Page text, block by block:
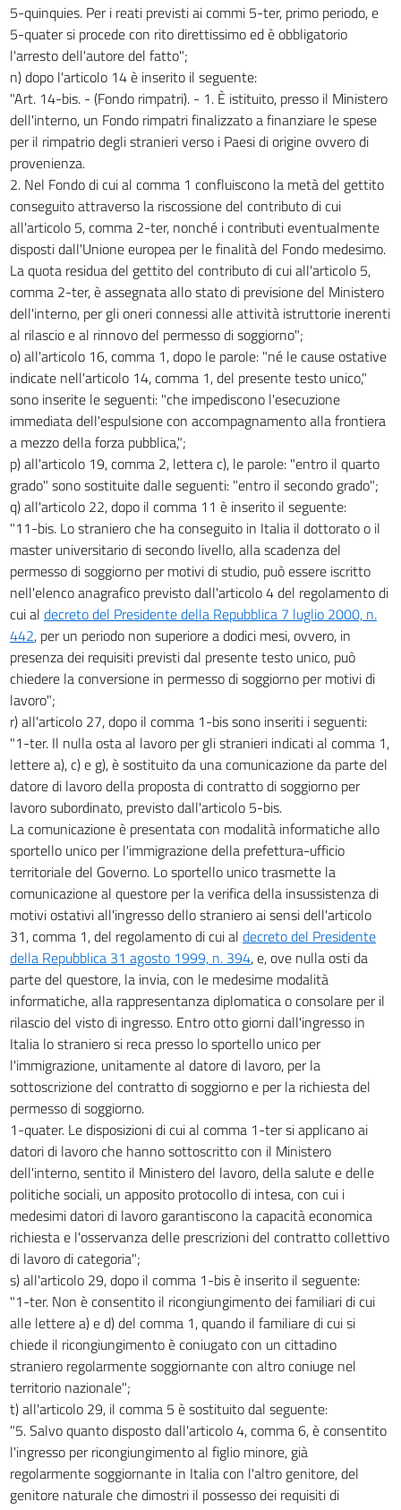
5-quinquies. Per i reati previsti ai commi 5-ter, primo periodo, e
5-quater si procede con rito direttissimo ed è obbligatorio
l'arresto dell'autore del fatto";
n) dopo l'articolo 14 è inserito il seguente:
"Art. 14-bis. - (Fondo rimpatri). - 1. È istituito, presso il Ministero
dell'interno, un Fondo rimpatri finalizzato a finanziare le spese
per il rimpatrio degli stranieri verso i Paesi di origine ovvero di
provenienza.
2. Nel Fondo di cui al comma 1 confluiscono la metà del gettito
conseguito attraverso la riscossione del contributo di cui
all'articolo 5, comma 2-ter, nonché i contributi eventualmente
disposti dall'Unione europea per le finalità del Fondo medesimo.
La quota residua del gettito del contributo di cui all'articolo 5,
comma 2-ter, è assegnata allo stato di previsione del Ministero
dell'interno, per gli oneri connessi alle attività istruttorie inerenti
al rilascio e al rinnovo del permesso di soggiorno";
o) all'articolo 16, comma 1, dopo le parole: "né le cause ostative
indicate nell'articolo 14, comma 1, del presente testo unico,"
sono inserite le seguenti: "che impediscono l'esecuzione
immediata dell'espulsione con accompagnamento alla frontiera
a mezzo della forza pubblica,";
p) all'articolo 19, comma 2, lettera c), le parole: "entro il quarto
grado" sono sostituite dalle seguenti: "entro il secondo grado";
q) all'articolo 22, dopo il comma 11 è inserito il seguente:
"11-bis. Lo straniero che ha conseguito in Italia il dottorato o il
master universitario di secondo livello, alla scadenza del
permesso di soggiorno per motivi di studio, può essere iscritto
nell'elenco anagrafico previsto dall'articolo 4 del regolamento di
cui al decreto del Presidente della Repubblica 7 luglio 2000, n.
442, per un periodo non superiore a dodici mesi, ovvero, in
presenza dei requisiti previsti dal presente testo unico, può
chiedere la conversione in permesso di soggiorno per motivi di
lavoro";
r) all'articolo 27, dopo il comma 1-bis sono inseriti i seguenti:
"1-ter. Il nulla osta al lavoro per gli stranieri indicati al comma 1,
lettere a), c) e g), è sostituito da una comunicazione da parte del
datore di lavoro della proposta di contratto di soggiorno per
lavoro subordinato, previsto dall'articolo 5-bis.
La comunicazione è presentata con modalità informatiche allo
sportello unico per l'immigrazione della prefettura-ufficio
territoriale del Governo. Lo sportello unico trasmette la
comunicazione al questore per la verifica della insussistenza di
motivi ostativi all'ingresso dello straniero ai sensi dell'articolo
31, comma 1, del regolamento di cui al decreto del Presidente
della Repubblica 31 agosto 1999, n. 394, e, ove nulla osti da
parte del questore, la invia, con le medesime modalità
informatiche, alla rappresentanza diplomatica o consolare per il
rilascio del visto di ingresso. Entro otto giorni dall'ingresso in
Italia lo straniero si reca presso lo sportello unico per
l'immigrazione, unitamente al datore di lavoro, per la
sottoscrizione del contratto di soggiorno e per la richiesta del
permesso di soggiorno.
1-quater. Le disposizioni di cui al comma 1-ter si applicano ai
datori di lavoro che hanno sottoscritto con il Ministero
dell'interno, sentito il Ministero del lavoro, della salute e delle
politiche sociali, un apposito protocollo di intesa, con cui i
medesimi datori di lavoro garantiscono la capacità economica
richiesta e l'osservanza delle prescrizioni del contratto collettivo
di lavoro di categoria";
s) all'articolo 29, dopo il comma 1-bis è inserito il seguente:
"1-ter. Non è consentito il ricongiungimento dei familiari di cui
alle lettere a) e d) del comma 1, quando il familiare di cui si
chiede il ricongiungimento è coniugato con un cittadino
straniero regolarmente soggiornante con altro coniuge nel
territorio nazionale";
t) all'articolo 29, il comma 5 è sostituito dal seguente:
"5. Salvo quanto disposto dall'articolo 4, comma 6, è consentito
l'ingresso per ricongiungimento al figlio minore, già
regolarmente soggiornante in Italia con l'altro genitore, del
genitore naturale che dimostri il possesso dei requisiti di